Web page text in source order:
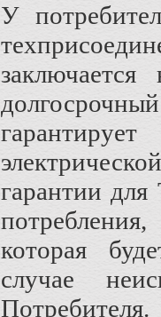
У
гарантии
которая
случае
Потребителя.